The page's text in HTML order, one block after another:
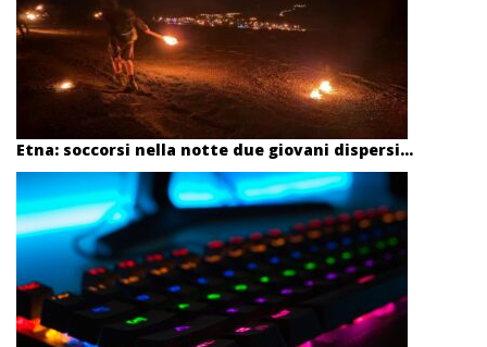
Etna: soccorsi nella notte due giovani dispersi...